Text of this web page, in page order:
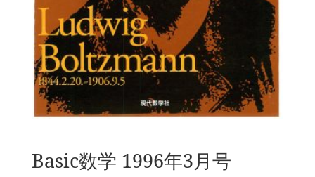
Basic数学 1996年3月号